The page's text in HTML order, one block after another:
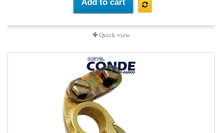
Add to cart
Quick view